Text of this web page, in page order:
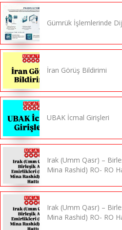
Gümrük İşlemlerinde
İran Görüş Bildirimi
UBAK İcmal Girişleri
Irak (Umm Qasr) –
Mina Rashid) RO- RO
Irak (Umm Qasr) –
Mina Rashid) RO- RO